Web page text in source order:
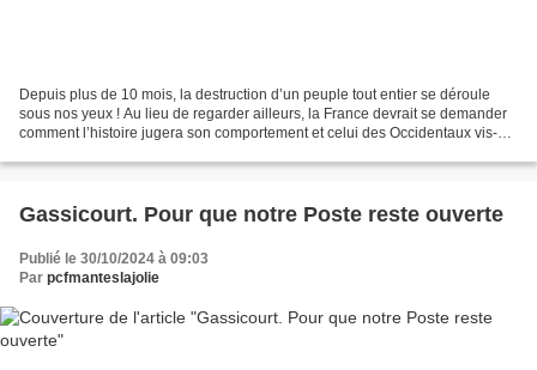
Depuis plus de 10 mois, la destruction d’un peuple tout entier se déroule
sous nos yeux ! Au lieu de regarder ailleurs, la France devrait se demander
comment l’histoire jugera son comportement et celui des Occidentaux vis-à-
Gassicourt. Pour que notre Poste reste ouverte
Publié le 30/10/2024 à 09:03
Par pcfmanteslajolie